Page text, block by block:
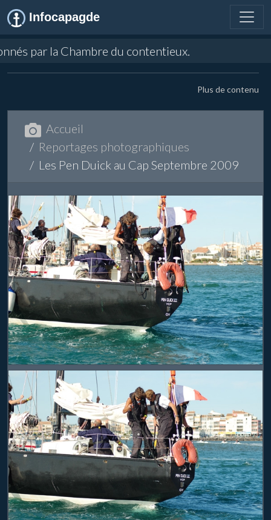
Infocapagde
par la Chambre du contentieux.
Plus de contenu
Accueil
Reportages photographiques
Les Pen Duick au Cap Septembre 2009